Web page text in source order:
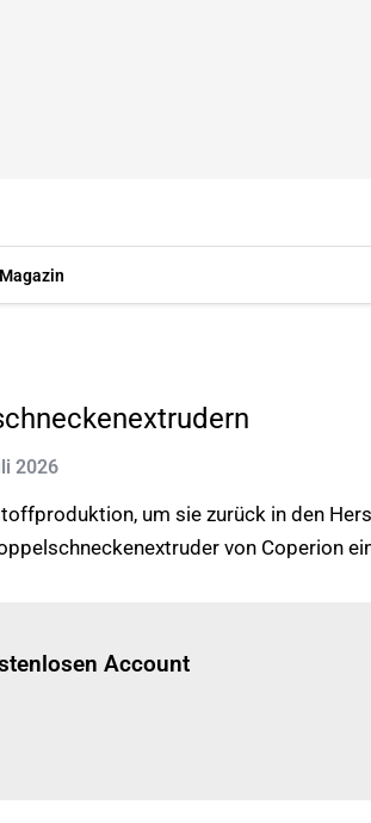
Magazin
2026
um sie zurück in den
von Coperion
Account